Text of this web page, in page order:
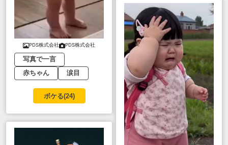
PDS株式会社 PDS株式会社
写真で一言
赤ちゃん
涙目
ボケる(24)